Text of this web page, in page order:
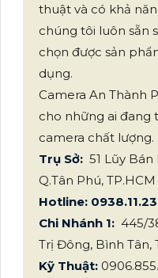
thuật và có khả
chúng tôi luôn sẵn
chọn được sản
dụng.
Camera An Thành
cho những ai đang
camera chất lượng.
Trụ Sở: 51 Lũy Bán
Q.Tân Phú, TP.HCM
Hotline:
Chi Nhánh 1: 445/
Trị Đông, Bình Tân,
Kỹ Thuật: